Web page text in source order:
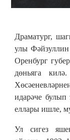
Драматург,
улы Фәйзуллин
Оренбург
дөньяга
идарәче
еллары ишле,
Ул сигез